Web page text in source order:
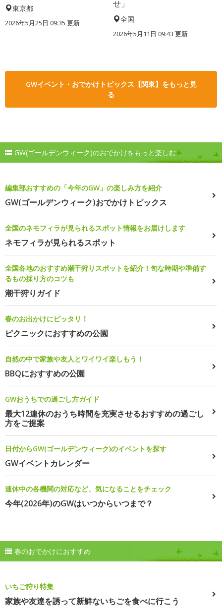
東京都
2026年5月25日 09:35 更新
せ」
全国
2026年5月11日 09:43 更新
GWイベント・おでかけトピックス【関東】をもっと見
る
GW(ゴールデンウィーク)のおでかけをもっと楽しむ
編集部おすすめの「今年のGW」の楽しみ方を紹介
GW(ゴールデンウィーク)おでかけトピックス
全国のネモフィラが見られるスポット情報をお届けします
ネモフィラが見られるスポット
全国各地のおすすめ潮干狩りスポットを紹介！旬な時期や準備す
るもの採り方のコツも
潮干狩りガイド
春のお出かけにピッタリ！
ピクニックにおすすめの公園
自然の中で家族や友人とワイワイ楽しもう！
BBQにおすすめの公園
GWおうちでの過ごし方ガイド
最大12連休のおうち時間を充実させるおすすめの過ごし
方をご提案
日付からGW(ゴールデンウィーク)のイベントを探す
GWイベントカレンダー
連休中の各機関の対応など、気になることをチェック
今年(2026年)のGWはいつからいつまで？
春のおでかけにおすすめ
いちご狩り特集
家族や友達を誘って新鮮ないちごを食べに行こう